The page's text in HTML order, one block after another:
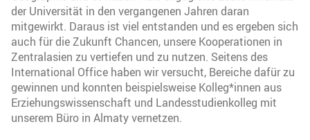
der Universität in den vergangenen Jahren daran
mitgewirkt. Daraus ist viel entstanden und es ergeben sich
auch für die Zukunft Chancen, unsere Kooperationen in
Zentralasien zu vertiefen und zu nutzen. Seitens des
International Office haben wir versucht, Bereiche dafür zu
gewinnen und konnten beispielsweise Kolleg*innen aus
Erziehungswissenschaft und Landesstudienkolleg mit
unserem Büro in Almaty vernetzen.